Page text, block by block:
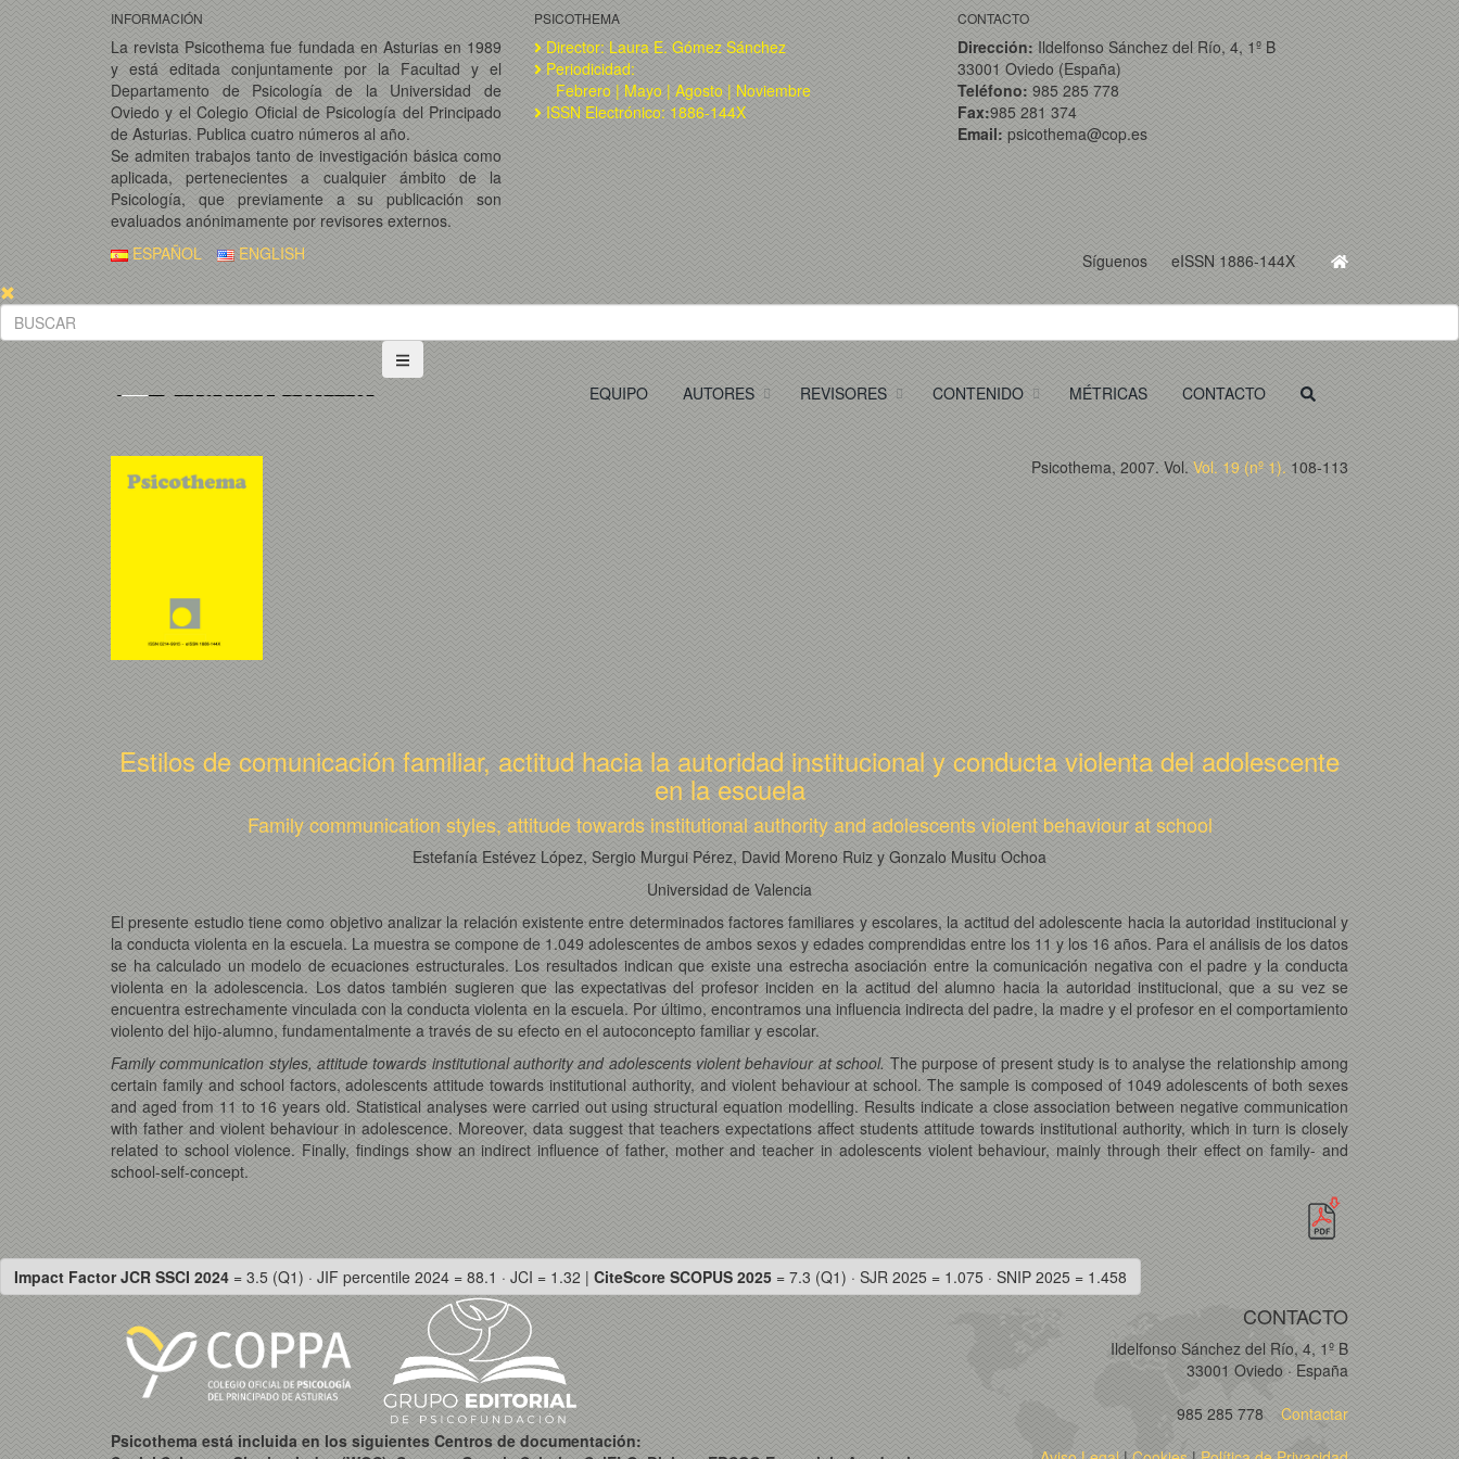
INFORMACIÓN
La revista Psicothema fue fundada en Asturias en 1989
y está editada conjuntamente por la Facultad y el
Departamento de Psicología de la Universidad de
Oviedo y el Colegio Oficial de Psicología del Principado
de Asturias. Publica cuatro números al año.
Se admiten trabajos tanto de investigación básica como
aplicada, pertenecientes a cualquier ámbito de la
Psicología, que previamente a su publicación son
evaluados anónimamente por revisores externos.
PSICOTHEMA
Director: Laura E. Gómez Sánchez
Periodicidad:
Febrero | Mayo | Agosto | Noviembre
ISSN Electrónico: 1886-144X
CONTACTO
Dirección: Ildelfonso Sánchez del Río, 4, 1º B
33001 Oviedo (España)
Teléfono: 985 285 778
Fax:985 281 374
Email: psicothema@cop.es
Síguenos eISSN 1886-144X
ESPAÑOL ENGLISH
EQUIPO AUTORES REVISORES CONTENIDO MÉTRICAS CONTACTO
Psicothema, 2007. Vol. Vol. 19 (nº 1). 108-113
Estilos de comunicación familiar, actitud hacia la autoridad institucional y conducta violenta del adolescente
en la escuela
Family communication styles, attitude towards institutional authority and adolescents violent behaviour at school
Estefanía Estévez López, Sergio Murgui Pérez, David Moreno Ruiz y Gonzalo Musitu Ochoa
Universidad de Valencia
El presente estudio tiene como objetivo analizar la relación existente entre determinados factores familiares y escolares, la actitud del adolescente hacia la autoridad institucional y
la conducta violenta en la escuela. La muestra se compone de 1.049 adolescentes de ambos sexos y edades comprendidas entre los 11 y los 16 años. Para el análisis de los datos
se ha calculado un modelo de ecuaciones estructurales. Los resultados indican que existe una estrecha asociación entre la comunicación negativa con el padre y la conducta
violenta en la adolescencia. Los datos también sugieren que las expectativas del profesor inciden en la actitud del alumno hacia la autoridad institucional, que a su vez se
encuentra estrechamente vinculada con la conducta violenta en la escuela. Por último, encontramos una influencia indirecta del padre, la madre y el profesor en el comportamiento
violento del hijo-alumno, fundamentalmente a través de su efecto en el autoconcepto familiar y escolar.
Family communication styles, attitude towards institutional authority and adolescents violent behaviour at school. The purpose of present study is to analyse the relationship among
certain family and school factors, adolescents attitude towards institutional authority, and violent behaviour at school. The sample is composed of 1049 adolescents of both sexes
and aged from 11 to 16 years old. Statistical analyses were carried out using structural equation modelling. Results indicate a close association between negative communication
with father and violent behaviour in adolescence. Moreover, data suggest that teachers expectations affect students attitude towards institutional authority, which in turn is closely
related to school violence. Finally, findings show an indirect influence of father, mother and teacher in adolescents violent behaviour, mainly through their effect on family- and
school-self-concept.
Impact Factor JCR SSCI 2024 = 3.5 (Q1) · JIF percentile 2024 = 88.1 · JCI = 1.32 | CiteScore SCOPUS 2025 = 7.3 (Q1) · SJR 2025 = 1.075 · SNIP 2025 = 1.458
Psicothema está incluida en los siguientes Centros de documentación:
CONTACTO
Ildelfonso Sánchez del Río, 4, 1º B
33001 Oviedo · España
985 285 778 Contactar